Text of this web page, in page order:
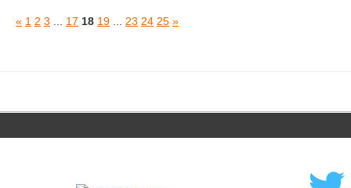
« 1 2 3 17 18 19 23 24 25 »